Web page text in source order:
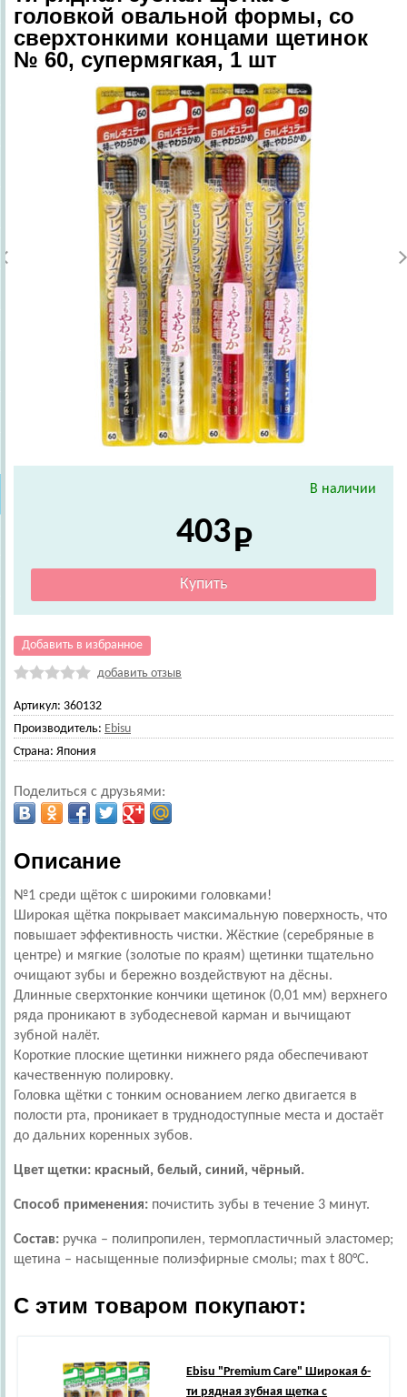
головкой овальной формы, со
сверхтонкими концами щетинок
№ 60, супермягкая, 1 шт
В наличии
403
Добавить в избранное
добавить отзыв
Артикул: 360132
Производитель: Ebisu
Страна: Япония
Поделиться с друзьями:
Описание
№1 среди щёток с широкими головками!
Широкая щётка покрывает максимальную поверхность, что
повышает эффективность чистки. Жёсткие (серебряные в
центре) и мягкие (золотые по краям) щетинки тщательно
очищают зубы и бережно воздействуют на дёсны.
Длинные сверхтонкие кончики щетинок (0,01 мм) верхнего
ряда проникают в зубодесневой карман и вычищают
зубной налёт.
Короткие плоские щетинки нижнего ряда обеспечивают
качественную полировку.
Головка щётки с тонким основанием легко двигается в
полости рта, проникает в труднодоступные места и достаёт
до дальних коренных зубов.
Цвет щетки: красный, белый, синий, чёрный.
Способ применения: почистить зубы в течение 3 минут.
Состав: ручка – полипропилен, термопластичный эластомер;
щетина – насыщенные полиэфирные смолы; max t 80°С.
С этим товаром покупают:
Ebisu "Premium Care" Широкая 6-
ти рядная зубная щетка с